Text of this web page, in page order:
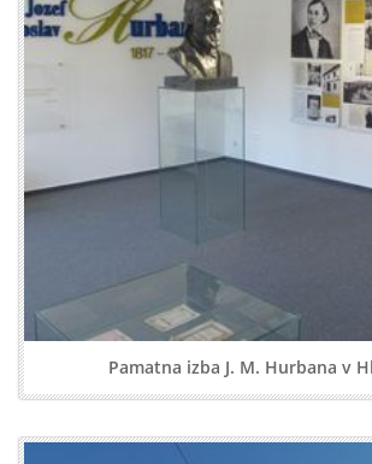
Pamatna izba J. M. Hurbana v